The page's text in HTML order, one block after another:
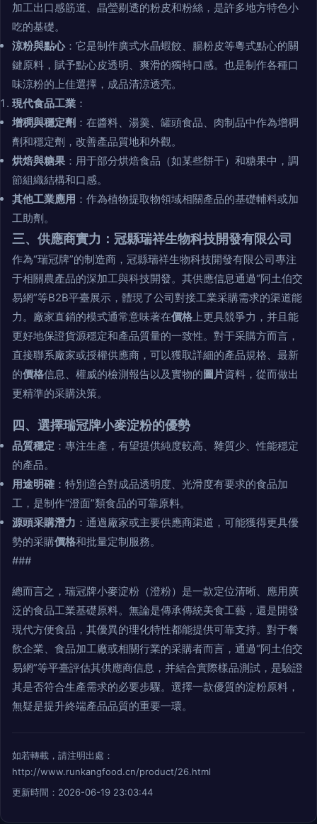
加工出口感筋道、晶瑩剔透的粉皮和粉絲，是許多地方特色小
吃的基礎。
涼粉與點心：它是制作廣式水晶蝦餃、腸粉皮等粵式點心的關
鍵原料，賦予點心皮透明、爽滑的獨特口感。也是制作各種口
味涼粉的上佳選擇，成品清涼透亮。
現代食品工業 ：
增稠與穩定劑 ：在醬料、湯羹、罐頭食品、肉制品中作為增稠
劑和穩定劑，改善產品質地和外觀。
烘焙與糖果 ：用于部分烘焙食品（如某些餅干）和糖果中，調
節組織結構和口感。
其他工業應用 ：作為植物提取物領域相關產品的基礎輔料或加
工助劑。
三、供應商實力：冠縣瑞祥生物科技開發有限公司
作為“瑞冠牌”的制造商，冠縣瑞祥生物科技開發有限公司專注
于相關農產品的深加工與科技開發。其供應信息通過“阿土伯交
易網”等B2B平臺展示，體現了公司對接工業采購需求的渠道能
力。廠家直銷的模式通常意味著在價格上更具競爭力，并且能
更好地保證貨源穩定和產品質量的一致性。對于采購方而言，
直接聯系廠家或授權供應商，可以獲取詳細的產品規格、最新
的價格信息、權威的檢測報告以及實物的 圖片資料，從而做出
更精準的采購決策。
四、選擇瑞冠牌小麥淀粉的優勢
品質穩定 ：專注生產，有望提供純度較高、雜質少、性能穩定
的產品。
用途明確 ：特別適合對成品透明度、光滑度有要求的食品加
工，是制作“澄面”類食品的可靠原料。
源頭采購潛力 ：通過廠家或主要供應商渠道，可能獲得更具優
勢的采購價格和批量定制服務。
###
總而言之，瑞冠牌小麥淀粉（澄粉）是一款定位清晰、應用廣
泛的食品工業基礎原料。無論是傳承傳統美食工藝，還是開發
現代方便食品，其優異的理化特性都能提供可靠支持。對于餐
飲企業、食品加工廠或相關行業的采購者而言，通過“阿土伯交
易網”等平臺評估其供應商信息，并結合實際樣品測試，是驗證
其是否符合生產需求的必要步驟。選擇一款優質的淀粉原料，
無疑是提升終端產品品質的重要一環。
如若轉載，請注明出處：
http://www.runkangfood.cn/product/26.html
更新時間：2026-06-19 23:03:44